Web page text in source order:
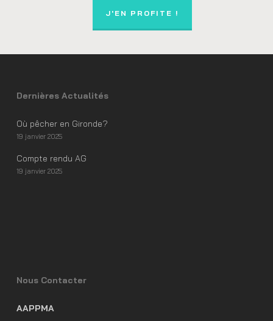
J'EN PROFITE !
Dernières Actualités
Où pêcher en Gironde?
19 janvier 2025
Compte rendu AG
19 janvier 2025
Nous Contacter
AAPPMA